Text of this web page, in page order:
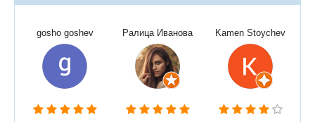
gosho goshev Ралица Иванова Kamen Stoychev